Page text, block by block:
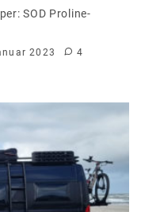
SOD Proline-
2023 4